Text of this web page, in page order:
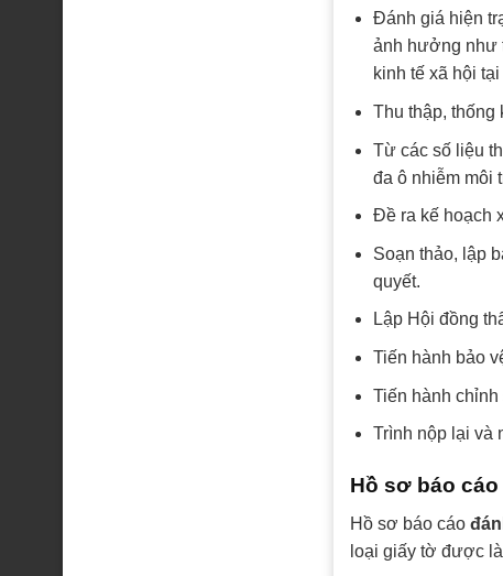
Đánh giá hiện
ảnh hưởng như
kinh tế xã hội
Thu thập, thống
Từ các số liệu
đa ô nhiễm môi
Đề ra kế hoạch
Soạn thảo, lập
quyết.
Lập Hội đồng
Tiến hành bảo
Tiến hành
Trình nộp lại và
Hồ sơ báo
Hồ sơ báo cáo
loại giấy tờ được